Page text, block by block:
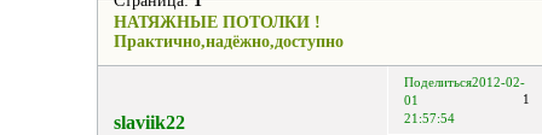
НАТЯЖНЫЕ ПОТОЛКИ !
Практично,надёжно,доступно
Поделиться
1
2012-02-
01
21:57:54
slaviik22